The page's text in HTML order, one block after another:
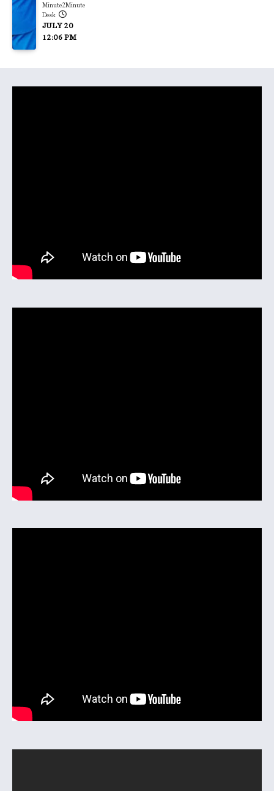
Minute2Minute
Desk
JULY 20
12:06 PM